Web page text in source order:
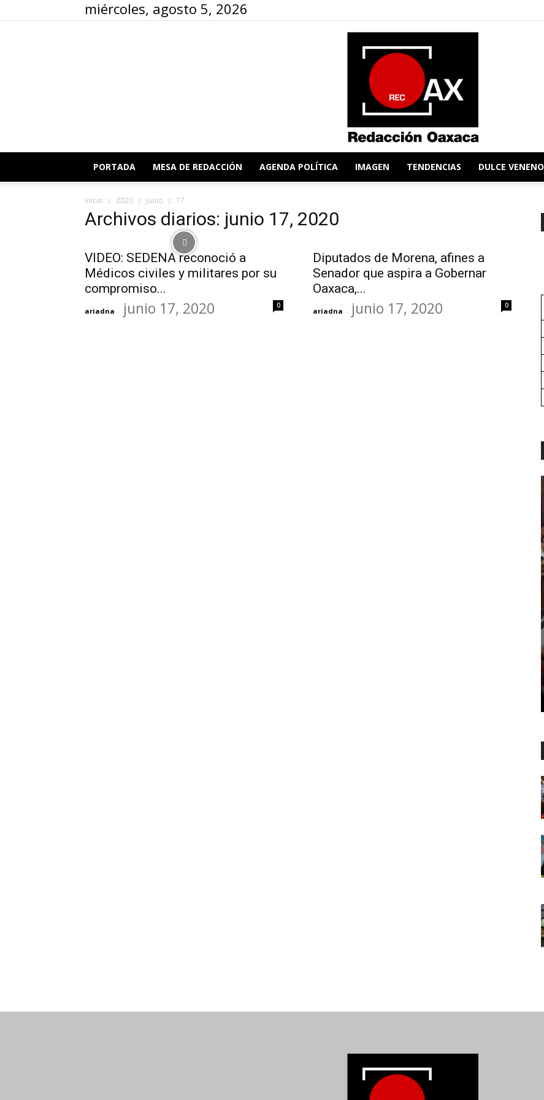
miércoles, agosto 5, 2026
Oaxaca
PORTADA MESA DE REDACCIÓN AGENDA POLÍTICA IMAGEN TENDENCIAS DULCE VENENO
Inicio 2020 junio 17
Archivos diarios: junio 17, 2020
VIDEO: SEDENA reconoció a
Médicos civiles y militares por su
compromiso...
ariadna - junio 17, 2020 0
Diputados de Morena, afines a
Senador que aspira a Gobernar
Oaxaca,...
ariadna - junio 17, 2020 0